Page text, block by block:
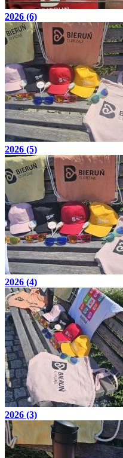
2026 (6)
2026 (5)
2026 (4)
2026 (3)